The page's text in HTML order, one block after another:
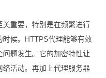
重要，特别是在频繁进行
候。HTTPS代理能够有效
题发生。它的加密特性让
活动。再加上代理服务器